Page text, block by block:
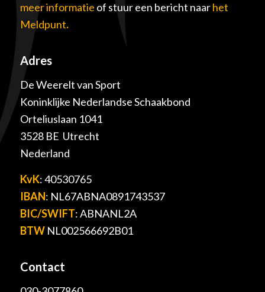
meer informatie of stuur een bericht naarhet
Meldpunt.
Adres
De Weerelt van Sport
Koninklijke Nederlandse Schaakbond
Orteliuslaan 1041
3528 BE Utrecht
Nederland
KvK: 40530765
IBAN: NL67ABNA0891743537
BIC/SWIFT: ABNANL2A
BTWNL002566692B01
Contact